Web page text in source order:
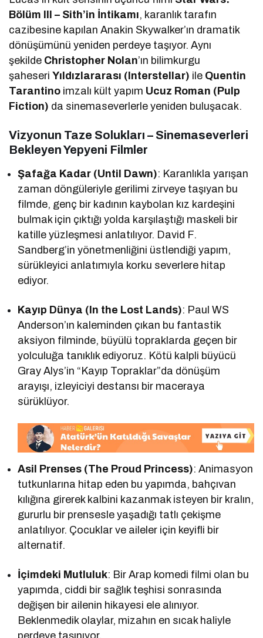
Bölüm III – Sith’in İntikamı, karanlık tarafın
cazibesine kapılan Anakin Skywalker’ın dramatik
dönüşümünü yeniden perdeye taşıyor. Aynı
şekilde Christopher Nolan’ın bilimkurgu
şaheseriYıldızlararası (Interstellar) ile Quentin
Tarantino imzalı kült yapım Ucuz Roman (Pulp
Fiction) da sinemaseverlerle yeniden buluşacak.
Vizyonun Taze Solukları – Sinemaseverleri
Bekleyen Yepyeni Filmler
Şafağa Kadar (Until Dawn): Karanlıkla yarışan
zaman döngüleriyle gerilimi zirveye taşıyan bu
filmde, genç bir kadının kaybolan kız kardeşini
bulmak için çıktığı yolda karşılaştığı maskeli bir
katille yüzleşmesi anlatılıyor. David F.
Sandberg’in yönetmenliğini üstlendiği yapım,
sürükleyici anlatımıyla korku severlere hitap
ediyor.
Kayıp Dünya (In the Lost Lands): Paul WS
Anderson’ın kaleminden çıkan bu fantastik
aksiyon filminde, büyülü topraklarda geçen bir
yolculuğa tanıklık ediyoruz. Kötü kalpli büyücü
Gray Alys’in “Kayıp Topraklar”da dönüşüm
arayışı, izleyiciyi destansı bir maceraya
sürüklüyor.
Asil Prenses (The Proud Princess): Animasyon
tutkunlarına hitap eden bu yapımda, bahçıvan
kılığına girerek kalbini kazanmak isteyen bir kralın,
gururlu bir prensesle yaşadığı tatlı çekişme
anlatılıyor. Çocuklar ve aileler için keyifli bir
alternatif.
İçimdeki Mutluluk: Bir Arap komedi filmi olan bu
yapımda, ciddi bir sağlık teşhisi sonrasında
değişen bir ailenin hikayesi ele alınıyor.
Beklenmedik olaylar, mizahın en sıcak haliyle
perdeye taşınıyor.